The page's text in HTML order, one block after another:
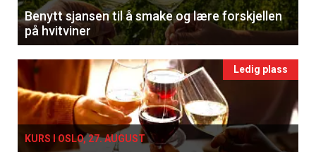
×
Få ukentlige nyhetsbrev fra
Apéritif
Vi tilbyr flere ukentlige nyhetsbrev. Du
kan fritt velge hvilke du ønsker å få
tilsendt.
Benytt sjansen til å smake og lære forskjellen
på hvitviner
Ledig plass
KURS I OSLO, 27. AUGUST